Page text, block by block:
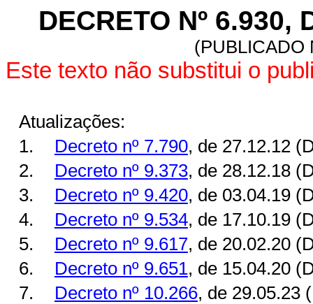
DECRETO Nº 6.930,
(PUBLICADO
Este texto não substitui o
Atualizações:
1.
Decreto nº 7.790, de 27.12.12
2.
Decreto nº 9.373, de 28.12.18
3.
Decreto nº 9.420, de 03.04.19
4.
Decreto nº 9.534, de 17.10.19
5.
Decreto nº 9.617, de 20.02.20
6.
Decreto nº 9.651, de 15.04.20
7.
Decreto nº 10.266, de 29.05.23